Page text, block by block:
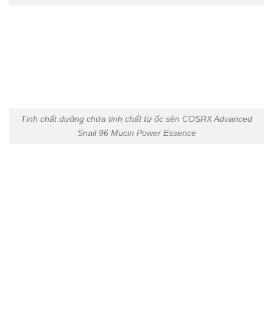
Tinh chất dưỡng chứa tinh chất từ ốc sên COSRX Advanced
Snail 96 Mucin Power Essence